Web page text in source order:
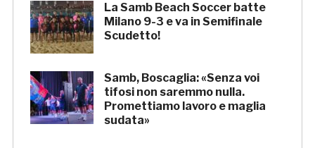
La Samb Beach Soccer batte
Milano 9-3 e va in Semifinale
Scudetto!
Samb, Boscaglia: «Senza voi
tifosi non saremmo nulla.
Promettiamo lavoro e maglia
sudata»